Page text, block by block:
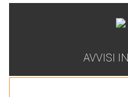
AVVISI